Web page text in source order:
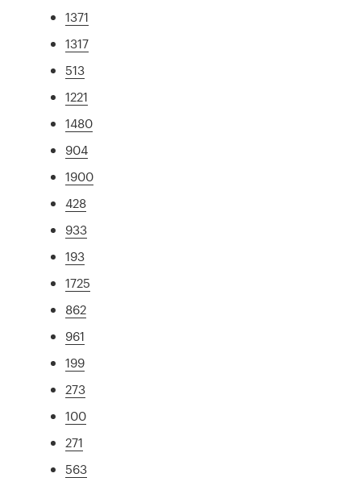
1371
1317
513
1221
1480
904
1900
428
933
193
1725
862
961
199
273
100
271
563